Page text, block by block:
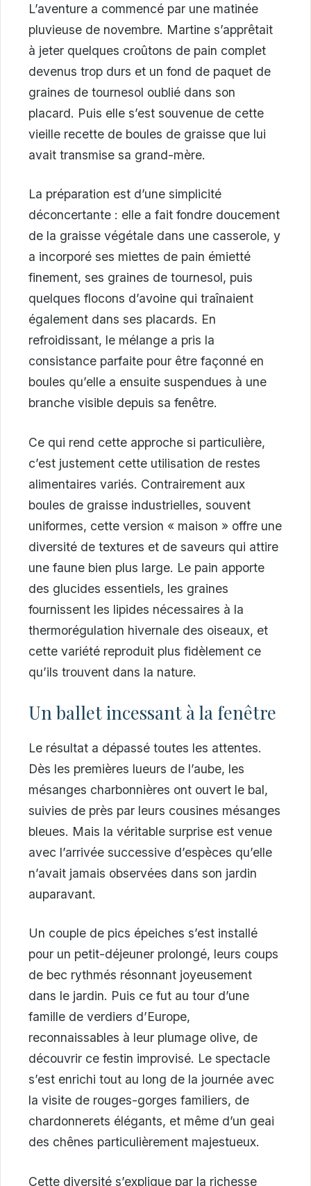
L’aventure a commencé par une matinée
pluvieuse de novembre. Martine s’apprêtait
à jeter quelques croûtons de pain complet
devenus trop durs et un fond de paquet de
graines de tournesol oublié dans son
placard. Puis elle s’est souvenue de cette
vieille recette de boules de graisse que lui
avait transmise sa grand-mère.
La préparation est d’une simplicité
déconcertante : elle a fait fondre doucement
de la graisse végétale dans une casserole, y
a incorporé ses miettes de pain émietté
finement, ses graines de tournesol, puis
quelques flocons d’avoine qui traînaient
également dans ses placards. En
refroidissant, le mélange a pris la
consistance parfaite pour être façonné en
boules qu’elle a ensuite suspendues à une
branche visible depuis sa fenêtre.
Ce qui rend cette approche si particulière,
c’est justement cette utilisation de restes
alimentaires variés. Contrairement aux
boules de graisse industrielles, souvent
uniformes, cette version « maison » offre une
diversité de textures et de saveurs qui attire
une faune bien plus large. Le pain apporte
des glucides essentiels, les graines
fournissent les lipides nécessaires à la
thermorégulation hivernale des oiseaux, et
cette variété reproduit plus fidèlement ce
qu’ils trouvent dans la nature.
Un ballet incessant à la fenêtre
Le résultat a dépassé toutes les attentes.
Dès les premières lueurs de l’aube, les
mésanges charbonnières ont ouvert le bal,
suivies de près par leurs cousines mésanges
bleues. Mais la véritable surprise est venue
avec l’arrivée successive d’espèces qu’elle
n’avait jamais observées dans son jardin
auparavant.
Un couple de pics épeiches s’est installé
pour un petit-déjeuner prolongé, leurs coups
de bec rythmés résonnant joyeusement
dans le jardin. Puis ce fut au tour d’une
famille de verdiers d’Europe,
reconnaissables à leur plumage olive, de
découvrir ce festin improvisé. Le spectacle
s’est enrichi tout au long de la journée avec
la visite de rouges-gorges familiers, de
chardonnerets élégants, et même d’un geai
des chênes particulièrement majestueux.
Cette diversité s’explique par la richesse